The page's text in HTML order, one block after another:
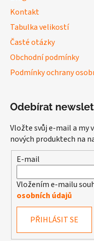
Kontakt
Tabulka velikostí
Časté otázky
Obchodní podmínky
Podmínky ochrany
Odebírat
Vložte svůj e-mail a my
nových produktech na
E-mail
Vložením e-mailu
osobních údajů
PŘIHLÁSIT SE